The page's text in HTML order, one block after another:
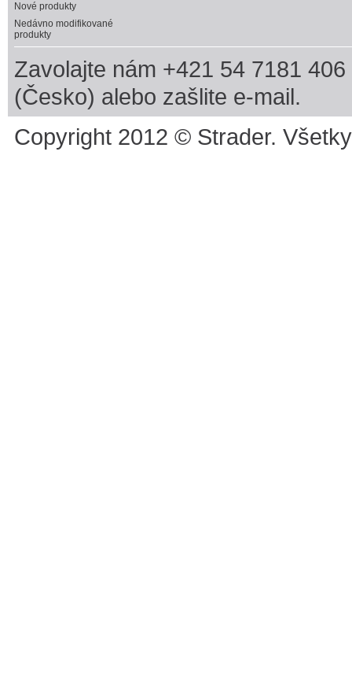
Nové produkty
Nedávno modifikované
produkty
Zavolajte nám +421 54 7181
(Česko) alebo zašlite e-mail.
Copyright 2012 © Strader.